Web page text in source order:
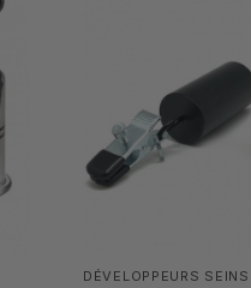
DÉVELOPPEURS SEINS